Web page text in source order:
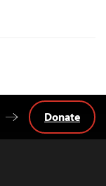
Donate